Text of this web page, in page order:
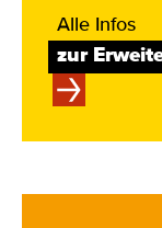
Alle Infos
zur